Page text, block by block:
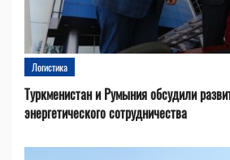
Логистика
Туркменистан и Румыния обсудили
энергетического сотрудничества